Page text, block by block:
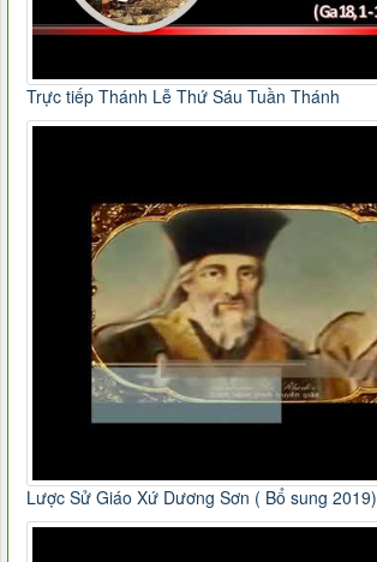
Trực tiếp Thánh Lễ Thứ Sáu Tuần Thánh
Lược Sử Giáo Xứ Dương Sơn ( Bổ sung 2019)